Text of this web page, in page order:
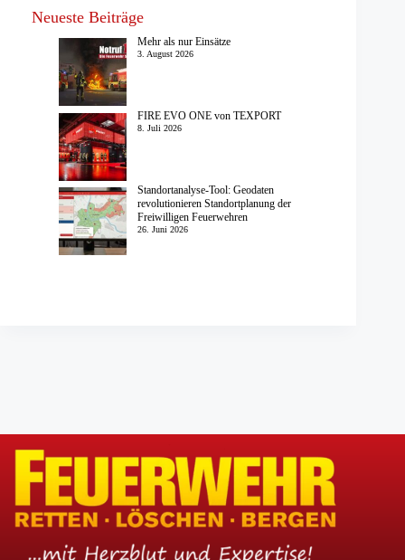
Neueste Beiträge
Mehr als nur Einsätze
3. August 2026
FIRE EVO ONE von TEXPORT
8. Juli 2026
Standortanalyse-Tool: Geodaten
revolutionieren Standortplanung der
Freiwilligen Feuerwehren
26. Juni 2026